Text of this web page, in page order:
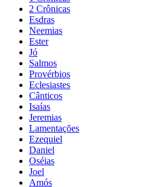
2 Crônicas
Esdras
Neemias
Ester
Jó
Salmos
Provérbios
Eclesiastes
Cânticos
Isaías
Jeremias
Lamentações
Ezequiel
Daniel
Oséias
Joel
Amós